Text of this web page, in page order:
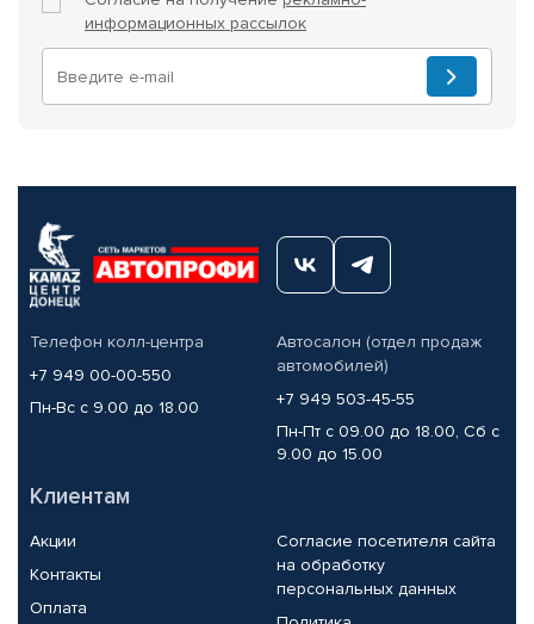
информационных рассылок
Телефон колл-центра
+7 949 00-00-550
Пн-Вс с 9.00 до 18.00
Автосалон (отдел продаж
автомобилей)
+7 949 503-45-55
Пн-Пт с 09.00 до 18.00, Сб с
9.00 до 15.00
Клиентам
Акции
Контакты
Оплата
Согласие посетителя сайта
на обработку
персональных данных